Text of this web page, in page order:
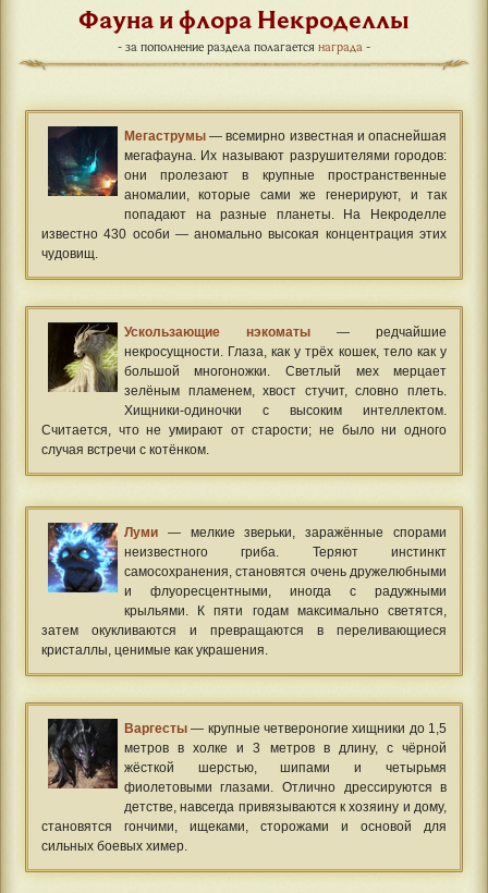
Фауна и флора Некроделлы
- за пополнение раздела полагается награда -
Мегаструмы— всемирно известная и опаснейшая
мегафауна. Их называют разрушителями городов:
они пролезают в крупные пространственные
аномалии, которые сами же генерируют, и так
попадают на разные планеты. На Некроделле
известно 430 особи — аномально высокая концентрация этих
чудовищ.
Ускользающие нэкоматы— редчайшие
некросущности. Глаза, как у трёх кошек, тело как у
большой многоножки. Светлый мех мерцает
зелёным пламенем, хвост стучит, словно плеть.
Хищники-одиночки с высоким интеллектом.
Считается, что не умирают от старости; не было ни одного
случая встречи с котёнком.
Луми— мелкие зверьки, заражённые спорами
неизвестного гриба. Теряют инстинкт
самосохранения, становятся очень дружелюбными
и флуоресцентными, иногда с радужными
крыльями. К пяти годам максимально светятся,
затем окукливаются и превращаются в переливающиеся
кристаллы, ценимые как украшения.
Варгесты— крупные четвероногие хищники до 1,5
метров в холке и 3 метров в длину, с чёрной
жёсткой шерстью, шипами и четырьмя
фиолетовыми глазами. Отлично дрессируются в
детстве, навсегда привязываются к хозяину и дому,
становятся гончими, ищеками, сторожами и основой для
сильных боевых химер.